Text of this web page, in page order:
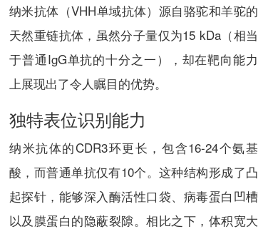
纳米抗体（VHH单域抗体）源自骆驼和羊驼的
天然重链抗体，虽然分子量仅为15 kDa（相当
于普通IgG单抗的十分之一），却在靶向能力
上展现出了令人瞩目的优势。
独特表位识别能力
纳米抗体的CDR3环更长，包含16-24个氨基
酸，而普通单抗仅有10个。这种结构形成了凸
起探针，能够深入酶活性口袋、病毒蛋白凹槽
以及膜蛋白的隐蔽裂隙。相比之下，体积宽大